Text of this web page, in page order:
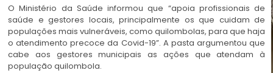
O Ministério da Saúde informou que “apoia profissionais de
saúde e gestores locais, principalmente os que cuidam de
populações mais vulneráveis, como quilombolas, para que haja
o atendimento precoce da Covid-19”. A pasta argumentou que
cabe aos gestores municipais as ações que atendam à
população quilombola.